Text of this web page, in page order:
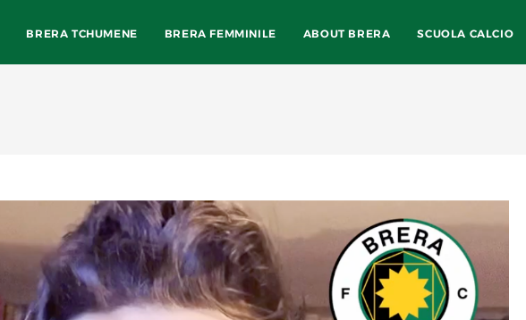
BRERA TCHUMENE BRERA FEMMINILE ABOUT BRERA SCUOLA CALCIO